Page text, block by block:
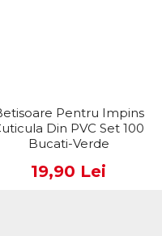
Pentru Impins
Din PVC Set 100
Bucati-Verde
19,90 Lei